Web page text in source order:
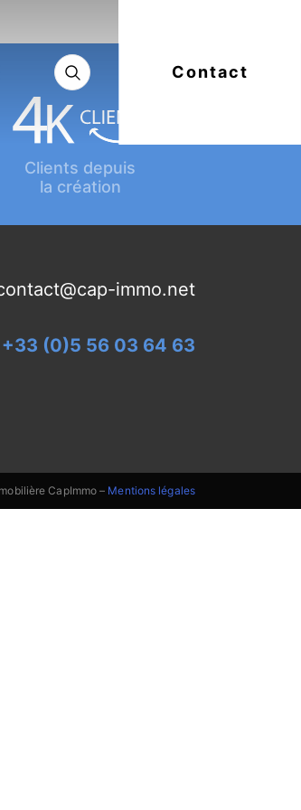
Contact
Clients depuis
la création
immo.net
+33 (0)5 56 03 64 63
CapImmo – Mentions légales